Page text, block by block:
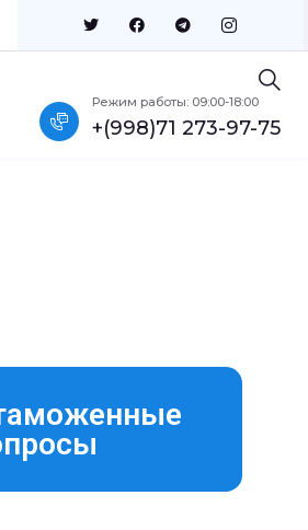
Режим работы: 09:00-18:00
+(998)71 273-97-75